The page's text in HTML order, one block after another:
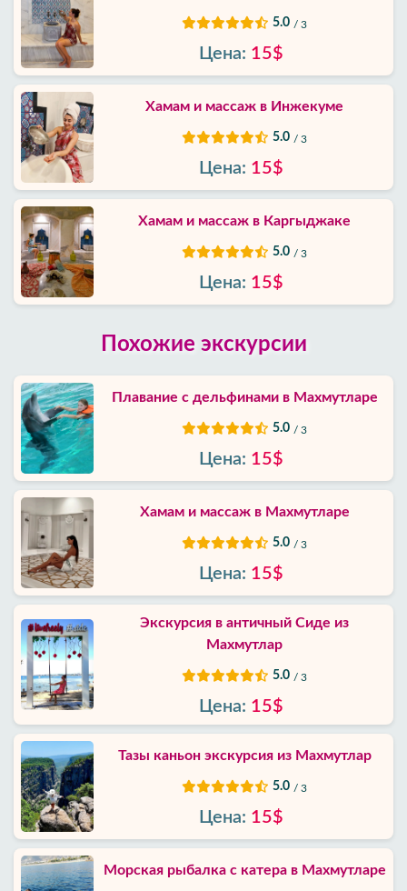
5.0 / 3
Цена: 15$
Хамам и массаж в Инжекуме
5.0 / 3
Цена: 15$
Хамам и массаж в Каргыджак‎е
5.0 / 3
Цена: 15$
Похожие экскурсии
Плавание с дельфинами в Махмутларе
5.0 / 3
Цена: 15$
Хамам и массаж в Махмутларе
5.0 / 3
Цена: 15$
Экскурсия в античный Сиде из
Махмутлар
5.0 / 3
Цена: 15$
Тазы каньон экскурсия из Махмутлар
5.0 / 3
Цена: 15$
Морская рыбалка с катера в Махмутларе